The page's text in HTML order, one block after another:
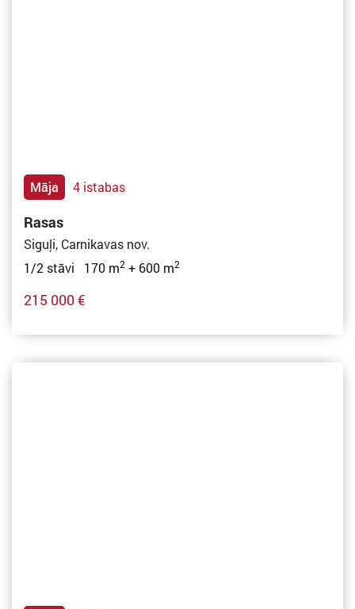
Māja 4 istabas
Rasas
Siguļi, Carnikavas nov.
1/2 stāvi 170 m2 + 600 m2
215 000 €